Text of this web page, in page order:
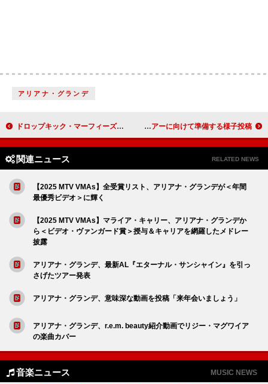
アリアナ・グランデ
ドロップキック・マーフィーズ、新曲「Chesterfields and Aftershave」で亡き祖父をトリビュート フー・ファイターズ、新ドラマーとのツアーに向けて準備する様子投稿
関連ニュース RELATED NEWS
【2025 MTV VMAs】全受賞リスト、アリアナ・グランデが＜年間
最優秀ビデオ＞に輝く
【2025 MTV VMAs】マライア・キャリー、アリアナ・グランデか
ら＜ビデオ・ヴァンガード賞＞授与＆キャリアを網羅したメドレー
披露
アリアナ・グランデ、最新AL『エターナル・サンシャイン』を引っ
さげたツアー発表
アリアナ・グランデ、意味深な動画を投稿「来年会いましょう」
アリアナ・グランデ、r.e.m. beauty紹介動画でリジー・マグワイア
の楽曲カバー
音楽ニュース MUSIC NEWS